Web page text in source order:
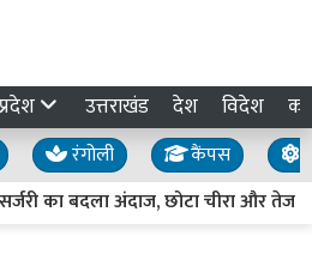
उत्तराखंड देश विदेश
रंगोली कैंपस
का बदला अंदाज, छोटा चीरा और तेज